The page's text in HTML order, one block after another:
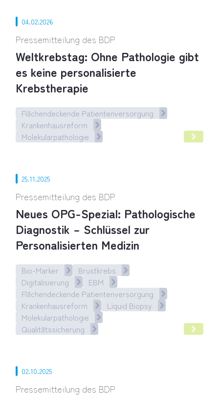
04.02.2026
Pressemitteilung des BDP
Weltkrebstag: Ohne Pathologie gibt
es keine personalisierte
Krebstherapie
Flächendeckende Patientenversorgung
Krankenhausreform
Molekularpathologie
25.11.2025
Pressemitteilung des BDP
Neues OPG-Spezial: Pathologische
Diagnostik – Schlüssel zur
Personalisierten Medizin
Bio-Marker
Brustkrebs
Digitalisierung
EBM
Flächendeckende Patientenversorgung
Krankenhausreform
Liquid Biopsy
Molekularpathologie
Qualitätssicherung
02.10.2025
Pressemitteilung des BDP